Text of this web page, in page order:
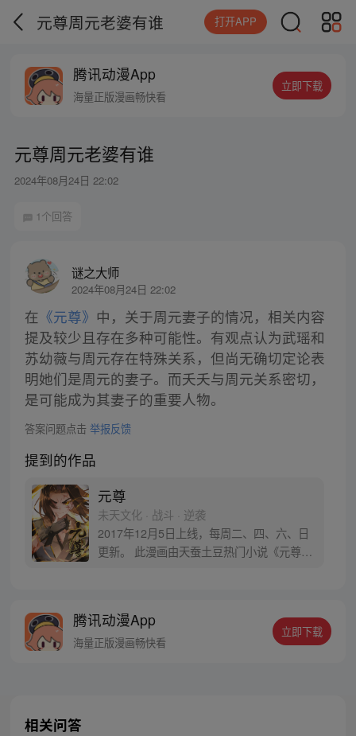
元尊周元老婆有谁 打开APP
腾讯动漫App
海量正版漫画畅快看
立即下载
元尊周元老婆有谁
2024年08月24日 22:02
1个回答
谜之大师
2024年08月24日 22:02
在 《元尊》 中，关于周元妻子的情况，相关内容
提及较少且存在多种可能性。有观点认为武瑶和
苏幼薇与周元存在特殊关系，但尚无确切定论表
明她们是周元的妻子。而夭夭与周元关系密切，
是可能成为其妻子的重要人物。
答案问题点击 举报反馈
提到的作品
元尊
未天文化 · 战斗 · 逆袭
2017年12月5日上线，每周二、四、六、日
更新。 此漫画由天蚕土豆热门小说《元尊》
腾讯动漫App
海量正版漫画畅快看
立即下载
相关问答